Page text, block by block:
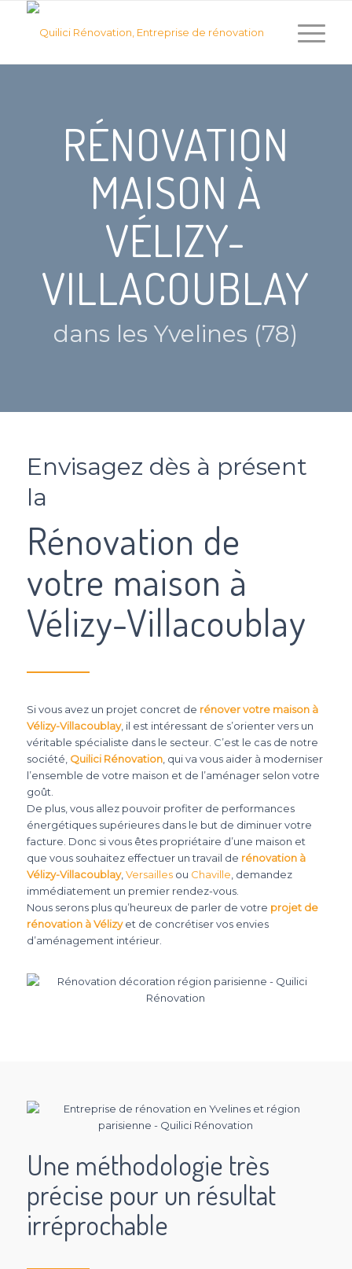
RÉNOVATION
MAISON À
VÉLIZY-
VILLACOUBLAY
dans les Yvelines (78)
Envisagez dès à présent
la
Rénovation de
votre maison à
Vélizy-Villacoublay
Si vous avez un projet concret de rénover votre maison à
Vélizy-Villacoublay, il est intéressant de s’orienter vers un
véritable spécialiste dans le secteur. C’est le cas de notre
société, Quilici Rénovation, qui va vous aider à moderniser
l’ensemble de votre maison et de l’aménager selon votre
goût.
De plus, vous allez pouvoir profiter de performances
énergétiques supérieures dans le but de diminuer votre
facture. Donc si vous êtes propriétaire d’une maison et
que vous souhaitez effectuer un travail de rénovation à
Vélizy-Villacoublay, Versaillesou Chaville , demandez
immédiatement un premier rendez-vous.
Nous serons plus qu’heureux de parler de votre projet de
rénovation à Vélizyet de concrétiser vos envies
d’aménagement intérieur.
Une méthodologie très
précise pour un résultat
irréprochable